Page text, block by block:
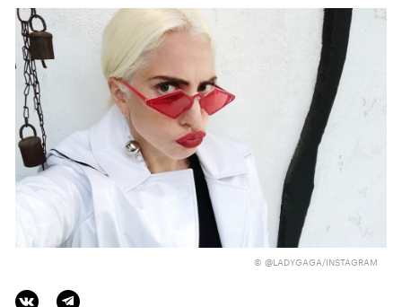
© @LADYGAGA/INSTAGRAM